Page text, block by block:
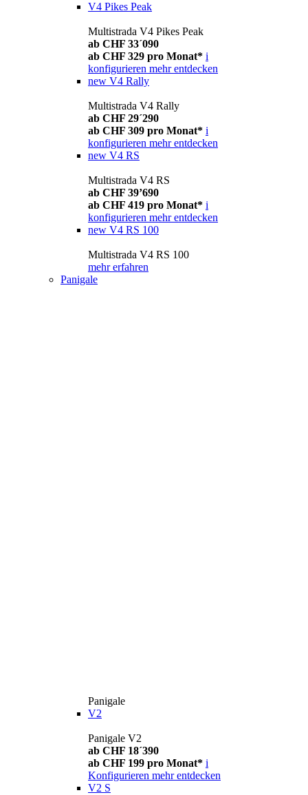
V4 Pikes Peak
Multistrada V4 Pikes Peak
ab CHF 33´090
ab CHF 329 pro Monat* i
konfigurieren mehr entdecken
new V4 Rally
Multistrada V4 Rally
ab CHF 29´290
ab CHF 309 pro Monat* i
konfigurieren mehr entdecken
new V4 RS
Multistrada V4 RS
ab CHF 39’690
ab CHF 419 pro Monat* i
konfigurieren mehr entdecken
new V4 RS 100
Multistrada V4 RS 100
mehr erfahren
Panigale
Panigale
V2
Panigale V2
ab CHF 18´390
ab CHF 199 pro Monat* i
Konfigurieren mehr entdecken
V2 S